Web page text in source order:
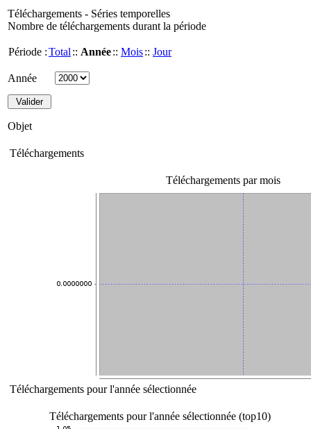
Téléchargements - Séries temporelles
Nombre de téléchargements durant la période
Période :Total :: Année:: Mois:: Jour
Année
Objet
Téléchargements
Téléchargements par mois
Téléchargements pour l'année sélectionnée
Téléchargements pour l'année sélectionnée (top10)